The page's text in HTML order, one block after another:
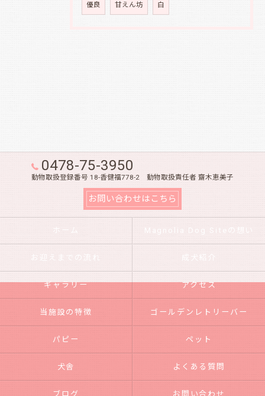
優良 甘えん坊 白
0478-75-3950
動物取扱登録番号 18-香健福778-2 動物取扱責任者 齋木恵美子
お問い合わせはこちら
ホーム Magnolia Dog Siteの想い
お迎えまでの流れ 成犬紹介
ギャラリー アクセス
当施設の特徴 ゴールデンレトリーバー
パピー ペット
犬舎 よくある質問
ブログ お問い合わせ